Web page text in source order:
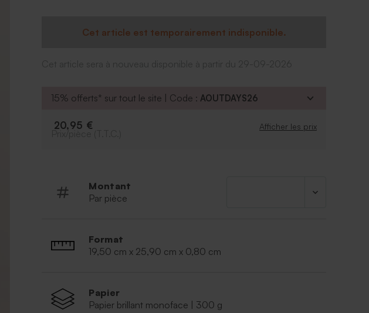
* Contient 24 chocolats au lait
* Chocolatier Belge (Bruges) - Dumon
Cet article est temporairement indisponible.
15% offerts* sur tout le site | Code :AOUTDAYS26
20,95 € Afficher les prix
Montant
Par pièce
Format
19,50 cm x 25,90 cm x 0,80 cm
Papier
Papier brillant monoface | 300 g